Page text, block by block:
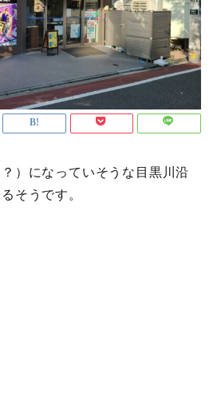
）になっていそうな目黒川沿
そうです。